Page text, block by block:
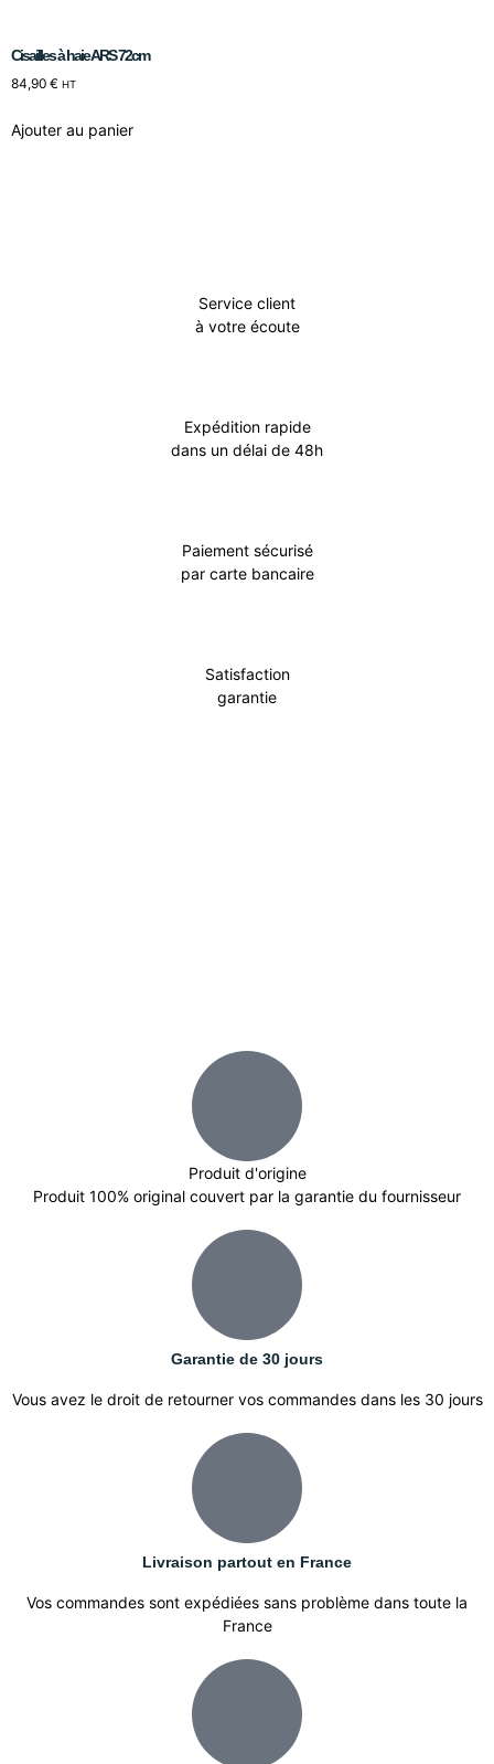
Service client
à votre écoute
Expédition rapide
dans un délai de 48h
Paiement sécurisé
par carte bancaire
Satisfaction
garantie
Cisailles à haie ARS 72cm
84,90 € HT
Ajouter au panier
Produit d'origine
Produit 100% original couvert par la garantie du fournisseur
Garantie de 30 jours
Vous avez le droit de retourner vos commandes dans les 30 jours
Livraison partout en France
Vos commandes sont expédiées sans problème dans toute la
France